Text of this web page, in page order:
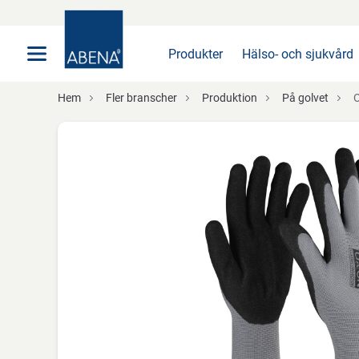
Produkter Hälso- och sjukvård
Hem Fler branscher Produktion På golvet